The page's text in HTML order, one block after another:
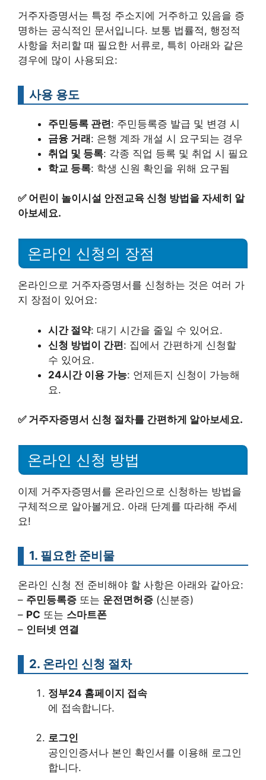
거주자증명서는 특정 주소지에 거주하고 있음을 증
명하는 공식적인 문서입니다. 보통 법률적, 행정적
사항을 처리할 때 필요한 서류로, 특히 아래와 같은
경우에 많이 사용되요:
사용 용도
주민등록 관련: 주민등록증 발급 및 변경 시
금융 거래: 은행 계좌 개설 시 요구되는 경우
취업 및 등록: 각종 직업 등록 및 취업 시 필요
학교 등록: 학생 신원 확인을 위해 요구됨
✅ 어린이 놀이시설 안전교육 신청 방법을 자세히 알
아보세요.
온라인 신청의 장점
온라인으로 거주자증명서를 신청하는 것은 여러 가
지 장점이 있어요:
시간 절약: 대기 시간을 줄일 수 있어요.
신청 방법이 간편: 집에서 간편하게 신청할
수 있어요.
24시간 이용 가능: 언제든지 신청이 가능해
요.
✅ 거주자증명서 신청 절차를 간편하게 알아보세요.
온라인 신청 방법
이제 거주자증명서를 온라인으로 신청하는 방법을
구체적으로 알아볼게요. 아래 단계를 따라해 주세
요!
1. 필요한 준비물
온라인 신청 전 준비해야 할 사항은 아래와 같아요:
– 주민등록증 또는 운전면허증 (신분증)
– PC 또는 스마트폰
– 인터넷 연결
2. 온라인 신청 절차
정부24 홈페이지 접속
에 접속합니다.
로그인
공인인증서나 본인 확인서를 이용해 로그인
합니다.